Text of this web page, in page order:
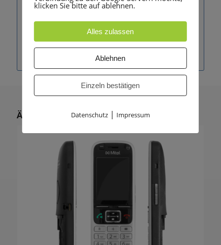
✔ Flexible mobile Kommunikation
✔ Hohe Sprachqualität
✔ Komfortable Bedienung
✔ Zuverlässige DECT-Technologie
Ähnliche Produkte
klicken Sie bitte auf ablehnen.
Alles zulassen
Ablehnen
Einzeln bestätigen
Datenschutz| Impressum